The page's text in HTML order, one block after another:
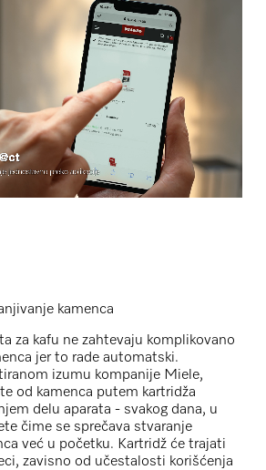
kamenca
za kafu ne zahtevaju komplikovano
jer to rade automatski.
izumu kompanije Miele,
od kamenca putem kartridža
delu aparata - svakog dana, u
čime se sprečava stvaranje
već u početku. Kartridž će trajati
zavisno od učestalosti korišćenja